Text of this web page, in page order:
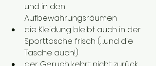
und in den
Aufbewahrungsräumen
die Kleidung bleibt auch in der
Sporttasche frisch (…und die
Tasche auch!)